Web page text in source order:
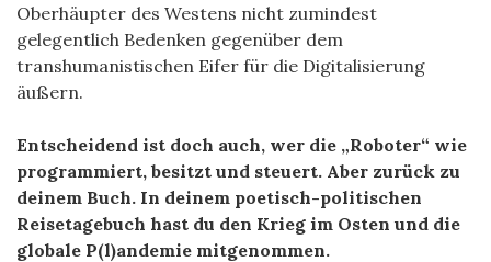
Oberhäupter des Westens nicht zumindest
gelegentlich Bedenken gegenüber dem
transhumanistischen Eifer für die Digitalisierung
äußern.
Entscheidend ist doch auch, wer die „Roboter“ wie
programmiert, besitzt und steuert. Aber zurück zu
deinem Buch. In deinem poetisch-politischen
Reisetagebuch hast du den Krieg im Osten und die
globale P(l)andemie mitgenommen.